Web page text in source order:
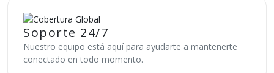
Soporte 24/7
Nuestro equipo está aquí para ayudarte a mantenerte
conectado en todo momento.